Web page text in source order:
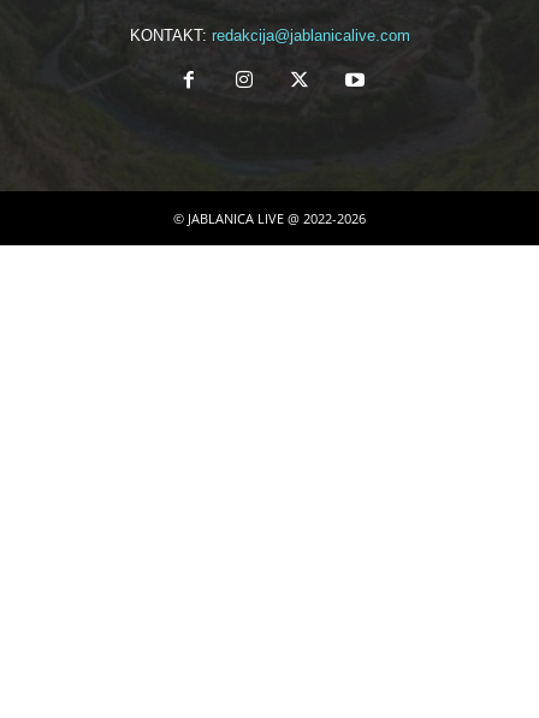
KONTAKT: redakcija@jablanicalive.com
© JABLANICA LIVE @ 2022-2026